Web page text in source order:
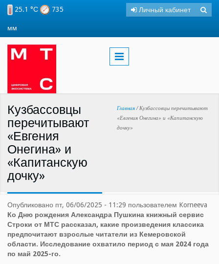
Перейти к основному содержанию
25.1 °С 735
мм
Личный кабинет Поиск
Кузбассовцы
перечитывают
«Евгения
Онегина» и
«Капитанскую
дочку»
Вы здесь
Главная /Кузбассовцы перечитывают
«Евгения Онегина» и «Капитанскую
дочку»
Опубликовано пт, 06/06/2025 - 11:29 пользователем Korneeva
Ко Дню рождения Александра Пушкина книжный сервис
Строки от МТС рассказал, какие произведения классика
предпочитают взрослые читатели из Кемеровской
области. Исследование охватило период с мая 2024 года
по май 2025-го.